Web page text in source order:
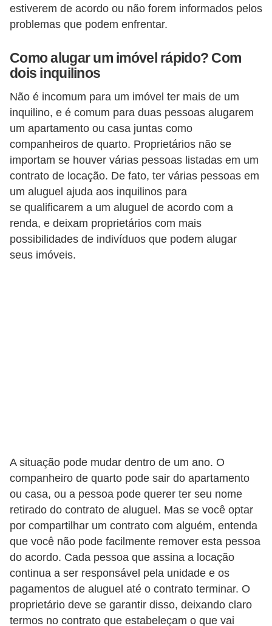
estiverem de acordo ou não forem informados pelos
problemas que podem enfrentar.
Como alugar um imóvel rápido? Com
dois inquilinos
Não é incomum para um imóvel ter mais de um
inquilino, e é comum para duas pessoas alugarem
um apartamento ou casa juntas como
companheiros de quarto. Proprietários não se
importam se houver várias pessoas listadas em um
contrato de locação. De fato, ter várias pessoas em
um aluguel ajuda aos inquilinos para
se qualificarem a um aluguel de acordo com a
renda, e deixam proprietários com mais
possibilidades de indivíduos que podem alugar
seus imóveis.
A situação pode mudar dentro de um ano. O
companheiro de quarto pode sair do apartamento
ou casa, ou a pessoa pode querer ter seu nome
retirado do contrato de aluguel. Mas se você optar
por compartilhar um contrato com alguém, entenda
que você não pode facilmente remover esta pessoa
do acordo. Cada pessoa que assina a locação
continua a ser responsável pela unidade e os
pagamentos de aluguel até o contrato terminar. O
proprietário deve se garantir disso, deixando claro
termos no contrato que estabeleçam o que vai